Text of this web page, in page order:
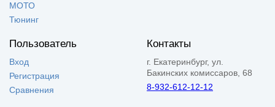
МОТО
Тюнинг
Пользователь
Вход
Регистрация
Сравнения
Контакты
г. Екатеринбург, ул.
Бакинских комиссаров, 68
8-932-612-12-12